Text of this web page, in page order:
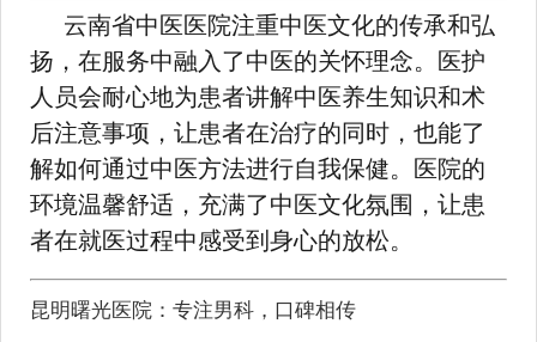
云南省中医医院注重中医文化的传承和弘
扬，在服务中融入了中医的关怀理念。医护
人员会耐心地为患者讲解中医养生知识和术
后注意事项，让患者在治疗的同时，也能了
解如何通过中医方法进行自我保健。医院的
环境温馨舒适，充满了中医文化氛围，让患
者在就医过程中感受到身心的放松。
昆明曙光医院：专注男科，口碑相传